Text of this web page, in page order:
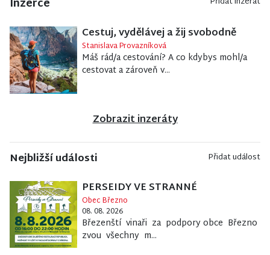
Inzerce
Cestuj, vydělávej a žij svobodně
Stanislava Provazníková
Máš rád/a cestování? A co kdybys mohl/a
cestovat a zároveň v...
Zobrazit inzeráty
Nejbližší události Přidat událost
PERSEIDY VE STRANNÉ
Obec Březno
08. 08. 2026
Březenští vinaři za podpory obce Březno
zvou všechny m...